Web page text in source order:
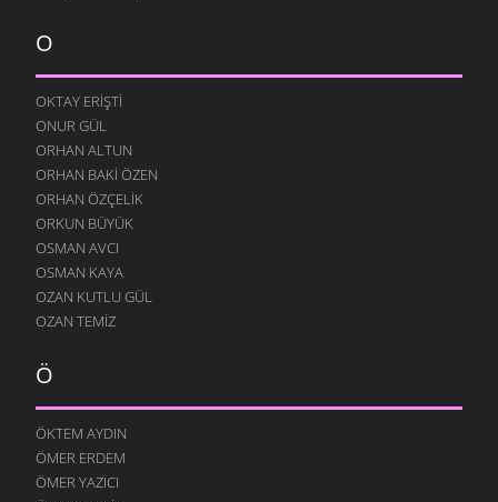
O
OKTAY ERIŞTI
ONUR GÜL
ORHAN ALTUN
ORHAN BAKI ÖZEN
ORHAN ÖZÇELIK
ORKUN BÜYÜK
OSMAN AVCI
OSMAN KAYA
OZAN KUTLU GÜL
OZAN TEMIZ
Ö
ÖKTEM AYDIN
ÖMER ERDEM
ÖMER YAZICI